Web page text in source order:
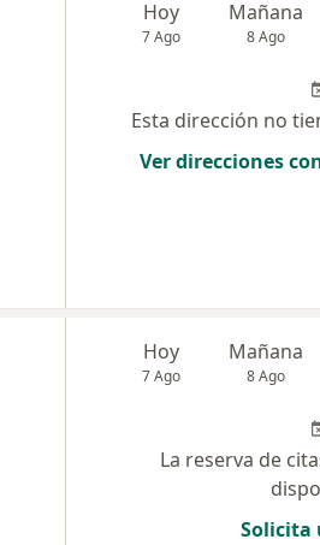
Hoy
7 Ago
Mañana
8 Ago
Esta dirección no
Ver direcciones
Hoy
7 Ago
Mañana
8 Ago
La reserva de
Solicita